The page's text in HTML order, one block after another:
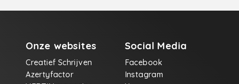
Onze websites
Creatief Schrijven
Azertyfactor
Social Media
Facebook
Instagram